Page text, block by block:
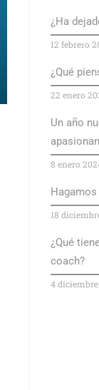
¿Ha
12 febrero
¿Qué
22 enero
Un año
8 enero
18
¿Qué
coach?
4